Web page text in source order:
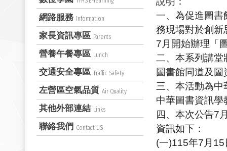
一、為促進圖書
務現場對於創新
7月開始辦理「
二、本系列講
圖書館同道及
三、本活動為
中華圖書資訊
四、本次公告7
資訊如下：
(一)115年7月
網路服務 Information
家長資訊專區 Parents
營養午餐專區 Lunch
交通安全專區 Traffic Safety
左營區空氣品質 Air Quality
其他外部連結 Links
聯絡我們 Contact US